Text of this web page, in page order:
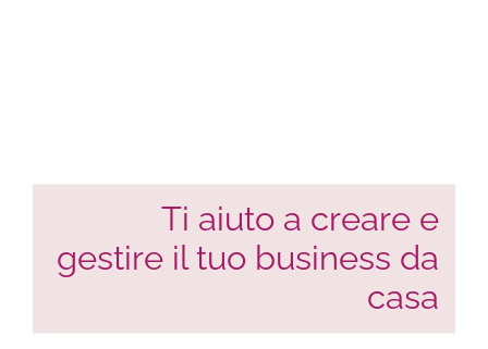
Ti aiuto a creare e
gestire il tuo business da
casa